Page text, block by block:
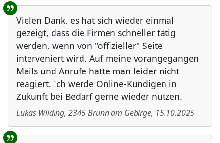
Vielen Dank, es hat sich wieder einmal
gezeigt, dass die Firmen schneller tätig
werden, wenn von "offizieller" Seite
interveniert wird. Auf meine vorangegangen
Mails und Anrufe hatte man leider nicht
reagiert. Ich werde Online-Kündigen in
Zukunft bei Bedarf gerne wieder nutzen.
Lukas Wilding, 2345Brunn am Gebirge, 15.10.2025